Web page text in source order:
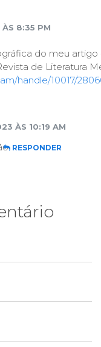
ÀS 8:35 PM
do meu artigo
de Literatura
handle/10017/
ÀS 10:19 AM
RESPONDER